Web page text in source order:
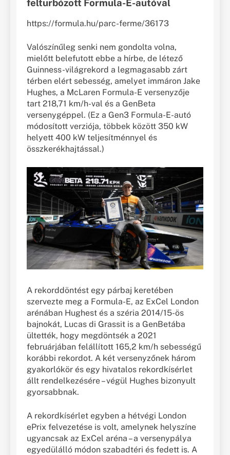
felturbózott Formula-E-autóval
https://formula.hu/parc-ferme/36173
Valószínűleg senki nem gondolta volna,
mielőtt belefutott ebbe a hírbe, de létező
Guinness-világrekord a legmagasabb zárt
térben elért sebesség, amelyet immáron Jake
Hughes, a McLaren Formula-E versenyzője
tart 218,71 km/h-val és a GenBeta
versenygéppel. (Ez a Gen3 Formula-E-autó
módosított verziója, többek között 350 kW
helyett 400 kW teljesítménnyel és
összkerékhajtással.)
A rekorddöntést egy párbaj keretében
szervezte meg a Formula-E, az ExCel London
arénában Hughest és a széria 2014/15-ös
bajnokát, Lucas di Grassit is a GenBetába
ültették, hogy megdöntsék a 2021
februárjában felállított 165,2 km/h sebességű
korábbi rekordot. A két versenyzőnek három
gyakorlókör és egy hivatalos rekordkísérlet
állt rendelkezésére – végül Hughes bizonyult
gyorsabbnak.
A rekordkísérlet egyben a hétvégi London
ePrix felvezetése is volt, amelynek helyszíne
ugyancsak az ExCel aréna – a versenypálya
egyedülálló módon szabadtéri és fedett is. A